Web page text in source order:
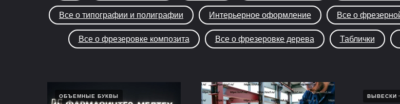
Все о типографии и полиграфии Интерьерное оформление Все о
Все о фрезеровке композита Все о фрезеровке дерева Таблички
ОБЪЕМНЫЕ БУКВЫ ВЫВЕСКИ